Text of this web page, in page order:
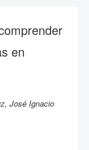
en
José Ignacio